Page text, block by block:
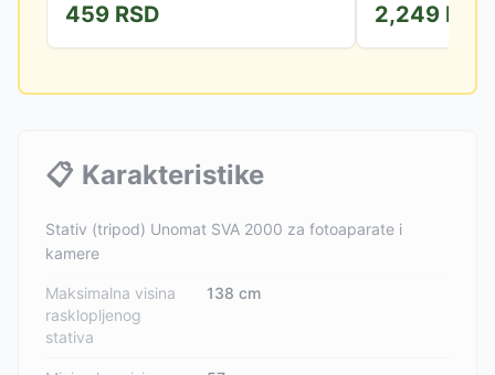
stativa je osnovna tehnika...
459 RSD
stativa je osnovna
2,249 RSD
📋 Karakteristike
Stativ (tripod) Unomat SVA 2000 za fotoaparate i
kamere
Maksimalna visina
rasklopljenog
stativa
138 cm